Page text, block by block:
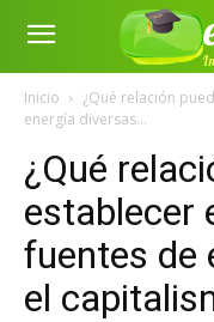
Inicio
¿Qué relación
energía diversas...
¿Qué
establecer
fuentes de
el